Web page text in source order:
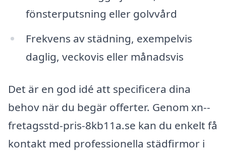
fönsterputsning eller golvvård
Frekvens av städning, exempelvis
daglig, veckovis eller månadsvis
Det är en god idé att specificera dina
behov när du begär offerter. Genom xn--
fretagsstd-pris-8kb11a.se kan du enkelt få
kontakt med professionella städfirmor i